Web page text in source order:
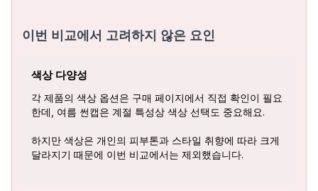
이번 비교에서 고려하지 않은 요인
색상 다양성
각 제품의 색상 옵션은 구매 페이지에서 직접 확인이 필요
한데, 여름 썬캡은 계절 특성상 색상 선택도 중요해요.
하지만 색상은 개인의 피부톤과 스타일 취향에 따라 크게
달라지기 때문에 이번 비교에서는 제외했습니다.